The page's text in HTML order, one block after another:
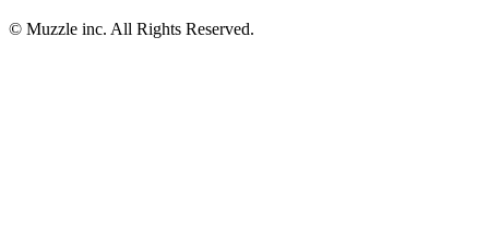
© Muzzle inc. All Rights Reserved.